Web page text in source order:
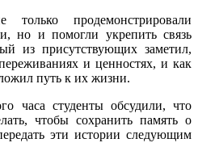
продемонстрировали
но и помогли укрепить связь
из присутствующих заметил,
и ценностях, и как
путь к их жизни.
часа студенты обсудили, что
чтобы сохранить память о
эти истории следующим